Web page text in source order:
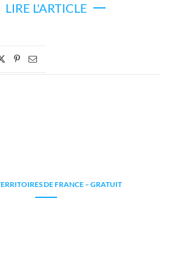
LIRE L'ARTICLE
DE FRANCE – GRATUIT